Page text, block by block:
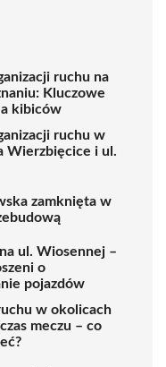
ruchu na
Kluczowe
kibiców
ruchu w
Wierzbięcice i ul.
zamknięta w
ul. Wiosennej –
o
pojazdów
w okolicach
meczu – co